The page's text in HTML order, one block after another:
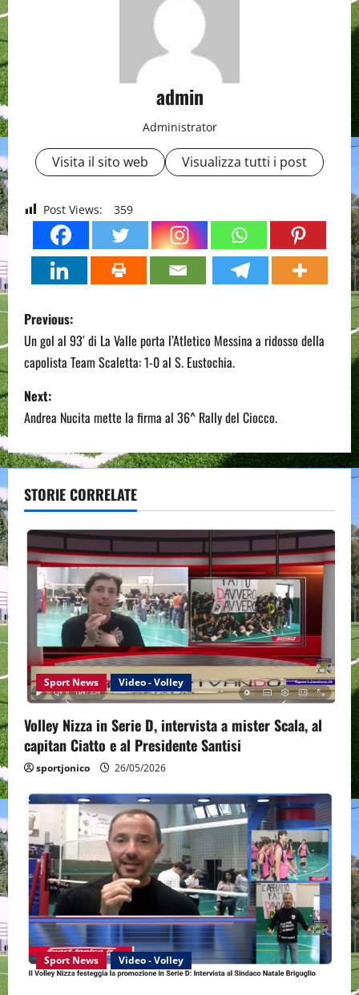
admin
Administrator
Visita il sito web Visualizza tutti i post
Post Views: 359
P
o
s
t
n
a
v
i
t
i
o
n
Previous:
Un gol al 93′ di La Valle porta l’Atletico Messina a ridosso della
capolista Team Scaletta: 1-0 al S. Eustochia.
Next:
Andrea Nucita mette la firma al 36^ Rally del Ciocco.
STORIE CORRELATE
Sport News Video - Volley
Volley Nizza in Serie D, intervista a mister Scala, al
capitan Ciatto e al Presidente Santisi
sportjonico 26/05/2026
Sport News Video - Volley